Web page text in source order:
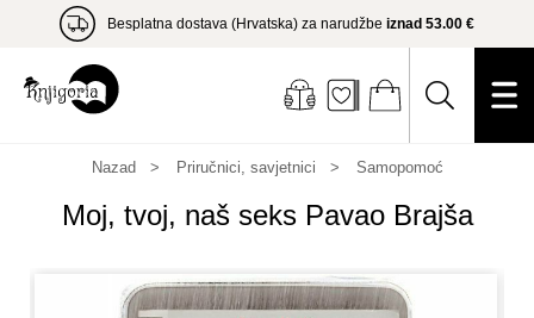
Besplatna dostava (Hrvatska) za narudžbe iznad 53.00 €
Nazad Priručnici, savjetnici Samopomoć
Moj, tvoj, naš seks Pavao Brajša